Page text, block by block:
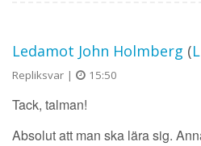
Ledamot John Holmberg (
Repliksvar | 15:50
Tack, talman!
Absolut att man ska lära sig.